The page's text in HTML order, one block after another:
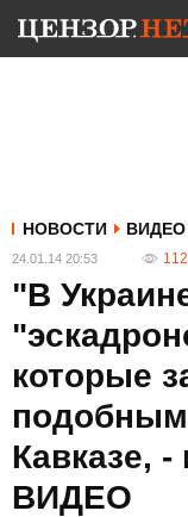
НОВОСТИ ВИДЕО
24.01.14 20:53
"В
которые
Кавказе,
ВИДЕО